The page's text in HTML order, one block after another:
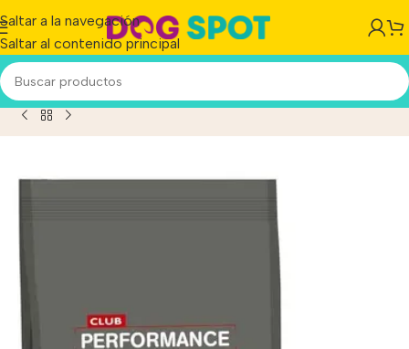
Saltar a la navegación
Saltar al contenido principal
/Royal Canin Club Performance Perro Cachorro X 15 Kg.